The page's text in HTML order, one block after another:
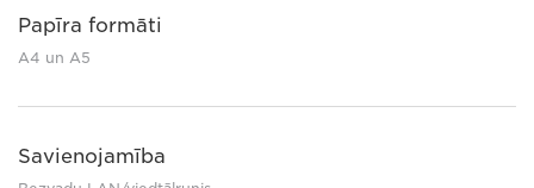
Papīra formāti
A4 un A5
Savienojamība